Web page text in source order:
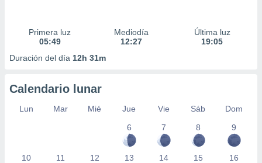
Primera luz
05:49
Mediodía
12:27
Última luz
19:05
Duración del día 12h 31m
Calendario lunar
Lun Mar Mié Jue Vie Sáb
Dom
6
7 8 9
10 11 12 13 14 15 16